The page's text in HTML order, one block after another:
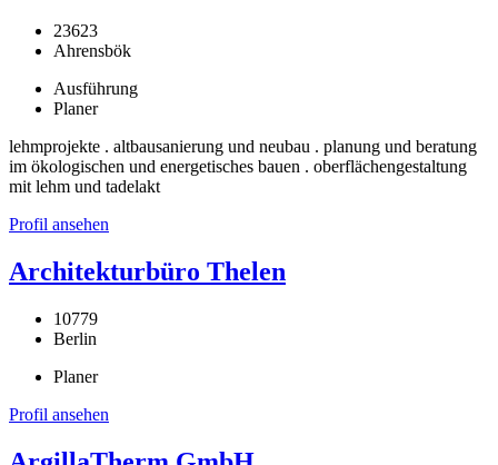
23623
Ahrensbök
Ausführung
Planer
lehmprojekte . altbausanierung und neubau . planung und beratung
im ökologischen und energetisches bauen . oberflächengestaltung
mit lehm und tadelakt
Profil ansehen
Architekturbüro Thelen
10779
Berlin
Planer
Profil ansehen